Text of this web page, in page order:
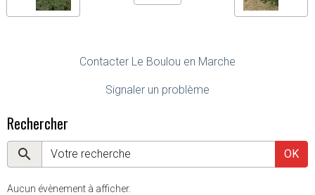
Contacter Le Boulou en Marche
Signaler un problème
Rechercher
OK
Aucun évènement à afficher.